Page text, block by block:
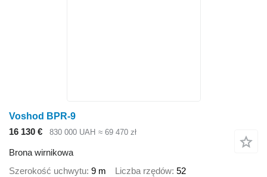
Voshod BPR-9
16 130 €
830 000 UAH ≈ 69 470 zł
Brona wirnikowa
Szerokość uchwytu 9 m Liczba rzędów 52